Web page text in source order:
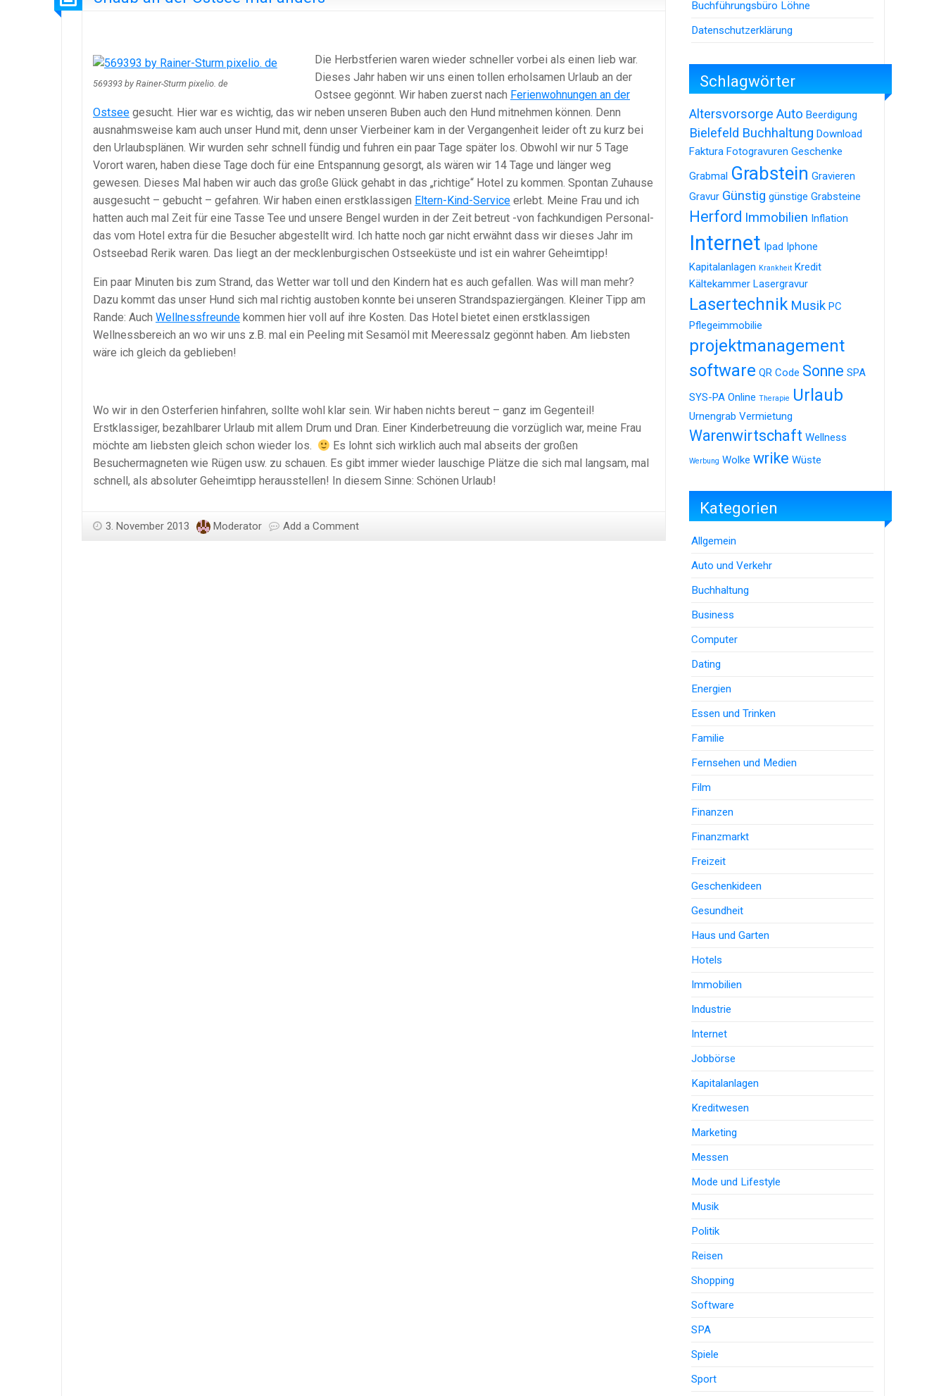
569393 by Rainer-Sturm pixelio. de
Die Herbstferien waren wieder schneller vorbei als einen lieb war.
Dieses Jahr haben wir uns einen tollen erholsamen Urlaub an der
Ostsee gegönnt. Wir haben zuerst nach Ferienwohnungen an der
Ostsee gesucht. Hier war es wichtig, das wir neben unseren Buben auch den Hund mitnehmen können. Denn
ausnahmsweise kam auch unser Hund mit, denn unser Vierbeiner kam in der Vergangenheit leider oft zu kurz bei
den Urlaubsplänen. Wir wurden sehr schnell fündig und fuhren ein paar Tage später los. Obwohl wir nur 5 Tage
Vorort waren, haben diese Tage doch für eine Entspannung gesorgt, als wären wir 14 Tage und länger weg
gewesen. Dieses Mal haben wir auch das große Glück gehabt in das „richtige“ Hotel zu kommen. Spontan Zuhause
ausgesucht – gebucht – gefahren. Wir haben einen erstklassigen Eltern-Kind-Service erlebt. Meine Frau und ich
hatten auch mal Zeit für eine Tasse Tee und unsere Bengel wurden in der Zeit betreut -von fachkundigen Personal-
das vom Hotel extra für die Besucher abgestellt wird. Ich hatte noch gar nicht erwähnt dass wir dieses Jahr im
Ostseebad Rerik waren. Das liegt an der mecklenburgischen Ostseeküste und ist ein wahrer Geheimtipp!
Ein paar Minuten bis zum Strand, das Wetter war toll und den Kindern hat es auch gefallen. Was will man mehr?
Dazu kommt das unser Hund sich mal richtig austoben konnte bei unseren Strandspaziergängen. Kleiner Tipp am
Rande: Auch Wellnessfreunde kommen hier voll auf ihre Kosten. Das Hotel bietet einen erstklassigen
Wellnessbereich an wo wir uns z.B. mal ein Peeling mit Sesamöl mit Meeressalz gegönnt haben. Am liebsten
wäre ich gleich da geblieben!
Wo wir in den Osterferien hinfahren, sollte wohl klar sein. Wir haben nichts bereut – ganz im Gegenteil!
Erstklassiger, bezahlbarer Urlaub mit allem Drum und Dran. Einer Kinderbetreuung die vorzüglich war, meine Frau
möchte am liebsten gleich schon wieder los.
Es lohnt sich wirklich auch mal abseits der großen
Besuchermagneten wie Rügen usw. zu schauen. Es gibt immer wieder lauschige Plätze die sich mal langsam, mal
schnell, als absoluter Geheimtipp herausstellen! In diesem Sinne: Schönen Urlaub!
3. November 2013 Moderator Add a Comment
Buchführungsbüro Löhne
Datenschutzerklärung
Schlagwörter
Altersvorsorge Auto Beerdigung
Bielefeld Buchhaltung Download
Faktura Fotogravuren Geschenke
Grabmal Grabstein Gravieren
Gravur Günstig günstige Grabsteine
Herford Immobilien Inflation
Internet Ipad Iphone
Kapitalanlagen Krankheit Kredit
Kältekammer Lasergravur
Lasertechnik Musik PC
Pflegeimmobilie
projektmanagement
software QR Code Sonne SPA
SYS-PA Online Therapie Urlaub
Urnengrab Vermietung
Warenwirtschaft Wellness
Werbung Wolke wrike Wüste
Kategorien
Allgemein
Auto und Verkehr
Buchhaltung
Business
Computer
Dating
Energien
Essen und Trinken
Familie
Fernsehen und Medien
Film
Finanzen
Finanzmarkt
Freizeit
Geschenkideen
Gesundheit
Haus und Garten
Hotels
Immobilien
Industrie
Internet
Jobbörse
Kapitalanlagen
Kreditwesen
Marketing
Messen
Mode und Lifestyle
Musik
Politik
Reisen
Shopping
Software
SPA
Spiele
Sport